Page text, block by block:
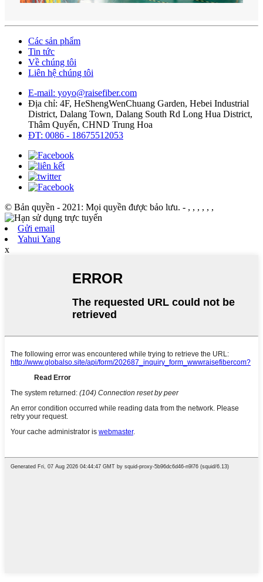
Các sản phẩm
Tin tức
Về chúng tôi
Liên hệ chúng tôi
E-mail: yoyo@raisefiber.com
Địa chỉ: 4F, ​​HeShengWenChuang Garden, Hebei Industrial
District, Dalang Town, Dalang South Rd Long Hua District,
Thâm Quyến, CHND Trung Hoa
ĐT: 0086 - 18675512053
© Bản quyền - 2021: Mọi quyền được bảo lưu. - , , , , , ,
Gửi email
Yahui Yang
x